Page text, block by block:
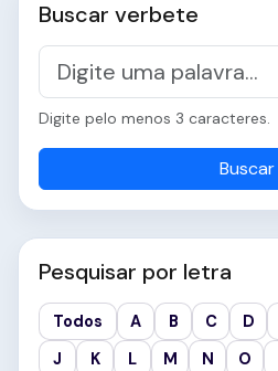
Buscar verbete
Digite pelo menos 3 caracteres.
Buscar
Pesquisar por letra
Todos A B C D
J
K L M N O